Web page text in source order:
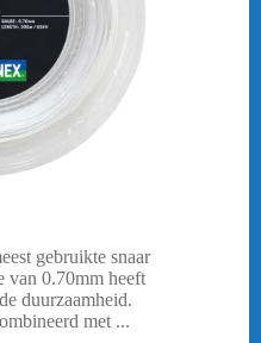
gebruikte snaar
van 0.70mm heeft
duurzaamheid.
met ...